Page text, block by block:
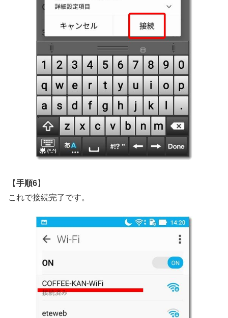
【手順6】
これで接続完了です。